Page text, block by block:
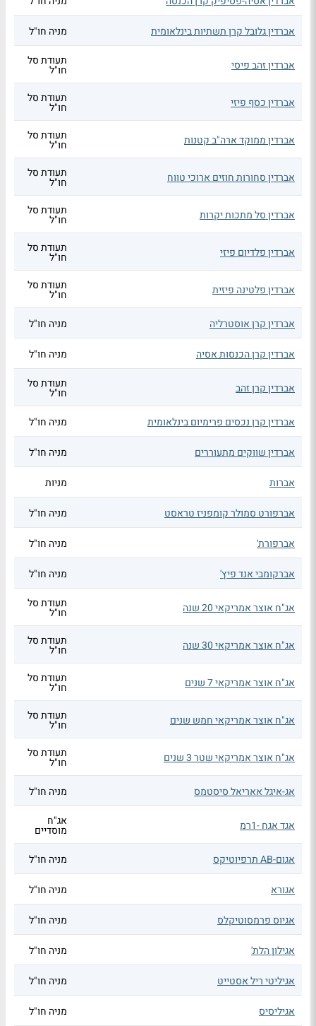
אברדין גלובל קרן תשתיות בינלאומית מניה חו"ל
אברדין זהב פיסי תעודת סל
חו"ל
אברדין כסף פיזי תעודת סל
חו"ל
אברדין ממוקד ארה"ב קטנות תעודת סל
חו"ל
אברדין סחורות חוזים ארוכי טווח תעודת סל
חו"ל
אברדין סל מתכות יקרות תעודת סל
חו"ל
אברדין פלדיום פיזי תעודת סל
חו"ל
אברדין פלטינה פיזית תעודת סל
חו"ל
אברדין קרן אוסטרליה
מניה חו"ל
אברדין קרן הכנסות אסיה מניה חו"ל
אברדין קרן זהב תעודת סל
חו"ל
אברדין קרן נכסים פרימיום בינלאומית
מניה חו"ל
אברדין שווקים מתעוררים מניה חו"ל
אברות מניות
אברפורט סמולר קומפניז טראסט מניה חו"ל
אברפורת' מניה חו"ל
אברקומבי אנד פיץ' מניה חו"ל
אג"ח אוצר אמריקאי 20 שנה תעודת סל
חו"ל
אג"ח אוצר אמריקאי 30 שנה תעודת סל
חו"ל
אג"ח אוצר אמריקאי 7 שנים תעודת סל
חו"ל
אג"ח אוצר אמריקאי חמש שנים תעודת סל
חו"ל
אג"ח אוצר אמריקאי שטר 3 שנים תעודת סל
חו"ל
אג-איגל אאריאל סיסטמס
מניה חו"ל
אגד אגח -1רמ אג"ח
מוסדיים
אגום-AB תרפיוטיקס
מניה חו"ל
אגורא מניה חו"ל
אגיוס פרמסוטיקלס מניה חו"ל
אגילון הלת' מניה חו"ל
אגיליטי ריל אסטייט מניה חו"ל
אגיליסיס מניה חו"ל